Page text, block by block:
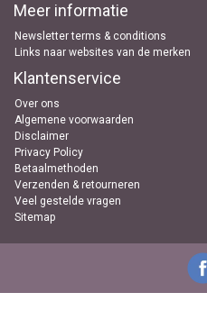
Meer informatie
Newsletter terms & conditions
Links naar websites van de merken
Klantenservice
Over ons
Algemene voorwaarden
Disclaimer
Privacy Policy
Betaalmethoden
Verzenden & retourneren
Veel gestelde vragen
Sitemap